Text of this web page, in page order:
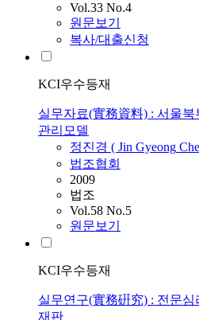
Vol.33 No.4
원문보기
복사/대출신청
KCI우수등재
실무자료(實務資料) : 서울
관리모델
정진경 ( Jin Gyeong
법조협회
2009
법조
Vol.58 No.5
원문보기
KCI우수등재
실무연구(實務硏究) : 전문
재판